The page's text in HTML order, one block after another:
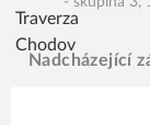
Nadcházející